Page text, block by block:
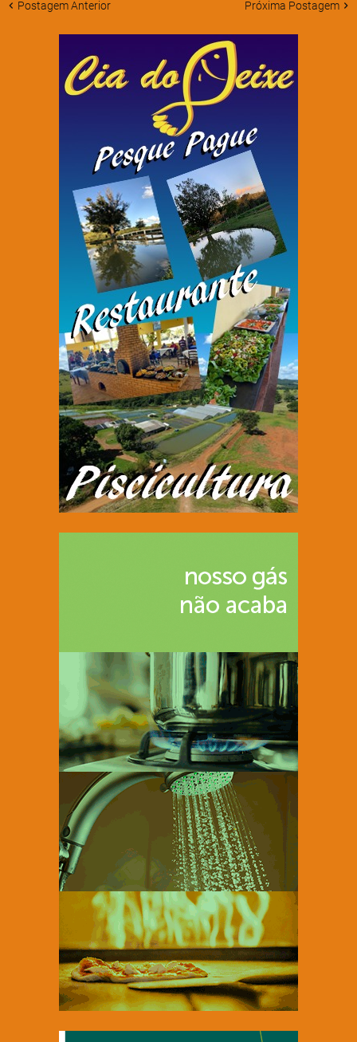
Postagem Anterior Próxima Postagem